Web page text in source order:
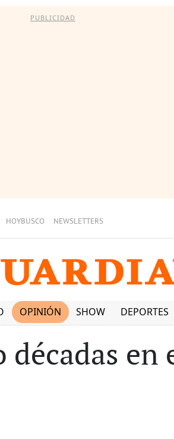
PUBLICIDAD
HOYBUSCO NEWSLETTERS
OPINIÓN SHOW DEPORTES
en